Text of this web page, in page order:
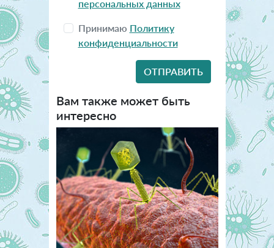
персональных данных
Принимаю Политику
конфиденциальности
Вам также может быть
интересно